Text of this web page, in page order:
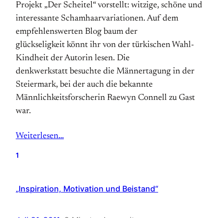
Projekt „Der Scheitel“ vorstellt: witzige, schöne und
interessante Schamhaarvariationen. Auf dem
empfehlenswerten Blog baum der
glückseligkeit könnt ihr von der türkischen Wahl-
Kindheit der Autorin lesen. Die
denkwerkstatt besuchte die Männertagung in der
Steiermark, bei der auch die bekannte
Männlichkeitsforscherin Raewyn Connell zu Gast
war.
Weiterlesen…
1
„Inspiration, Motivation und Beistand“